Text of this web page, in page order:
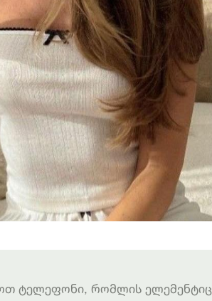
ტელეფონი, რომლის ელემენტიც